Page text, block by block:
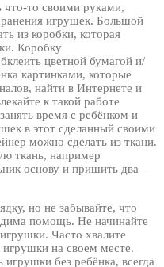
что-то своими руками,
игрушек. Большой
из коробки, которая
Коробку
цветной бумагой и/
картинками, которые
найти в Интернете и
к такой работе
время с ребёнком и
в этот сделанный своими
можно сделать из ткани.
ткань, например
основу и пришить два –
но не забывайте, что
помощь. Не начинайте
Часто хвалите
игрушки на своем месте.
без ребёнка, всегда